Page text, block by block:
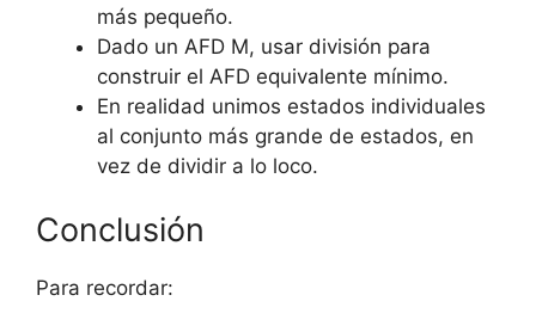
más pequeño.
Dado un AFD M, usar división para
construir el AFD equivalente mínimo.
En realidad unimos estados individuales
al conjunto más grande de estados, en
vez de dividir a lo loco.
Conclusión
Para recordar: